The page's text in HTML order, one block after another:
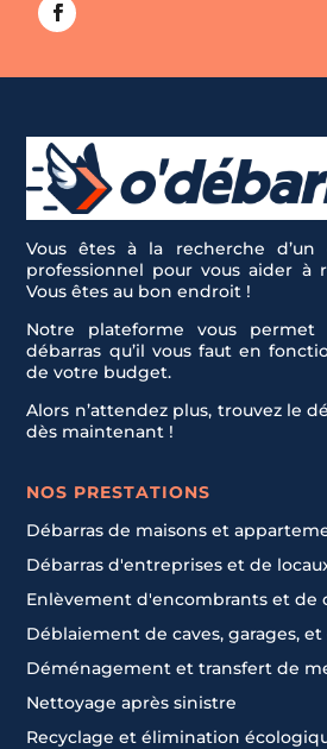
Vous êtes à la recherche d’un
professionnel pour vous aider à
Vous êtes au bon endroit !
Notre plateforme vous permet
débarras qu’il vous faut en
de votre budget.
Alors n’attendez plus, trouvez le
dès maintenant !
NOS PRESTATIONS
Débarras de maisons et
Débarras d'entreprises et de
Enlèvement d'encombrants et de
Déblaiement de caves, garages,
Déménagement et transfert de
Nettoyage après sinistre
Recyclage et élimination